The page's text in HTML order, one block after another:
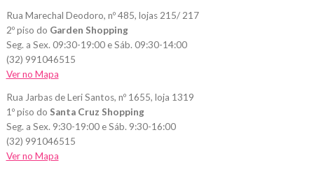
escolhidas
na
página
Rua Marechal Deodoro, nº 485, lojas 215/ 217
2º piso do Garden Shopping
Seg. a Sex. 09:30-19:00 e Sáb. 09:30-14:00
(32) 991046515
Ver no Mapa
Rua Jarbas de Leri Santos, nº 1655, loja 1319
1º piso do Santa Cruz Shopping
Seg. a Sex. 9:30-19:00 e Sáb. 9:30-16:00
(32) 991046515
Ver no Mapa